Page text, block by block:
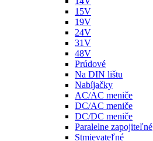
15V
19V
24V
31V
48V
Prúdové
Na DIN lištu
Nabíjačky
AC/AC meniče
DC/AC meniče
DC/DC meniče
Paralelne zapojiteľné
Stmievateľné